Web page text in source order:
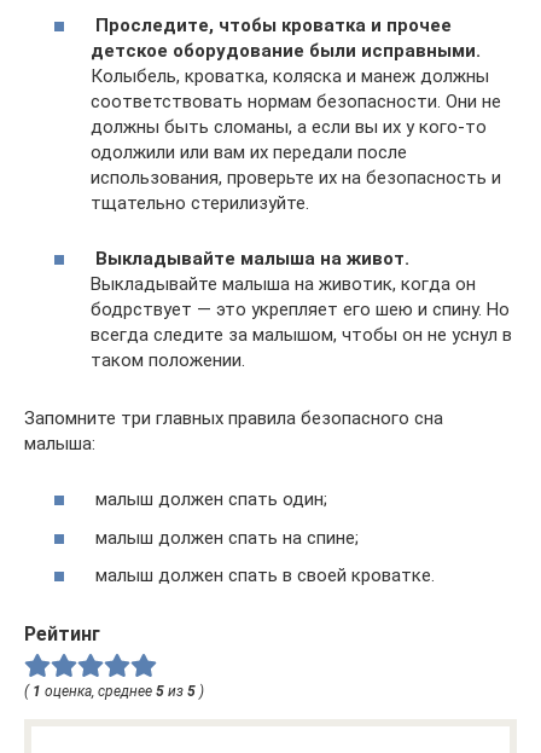
Проследите, чтобы кроватка и прочее
детское оборудование были исправными.
Колыбель, кроватка, коляска и манеж должны
соответствовать нормам безопасности. Они не
должны быть сломаны, а если вы их у кого-то
одолжили или вам их передали после
использования, проверьте их на безопасность и
тщательно стерилизуйте.
Выкладывайте малыша на живот.
Выкладывайте малыша на животик, когда он
бодрствует — это укрепляет его шею и спину. Но
всегда следите за малышом, чтобы он не уснул в
таком положении.
Запомните три главных правила безопасного сна
малыша:
малыш должен спать один;
малыш должен спать на спине;
малыш должен спать в своей кроватке.
Рейтинг
( 1 оценка, среднее 5 из 5 )